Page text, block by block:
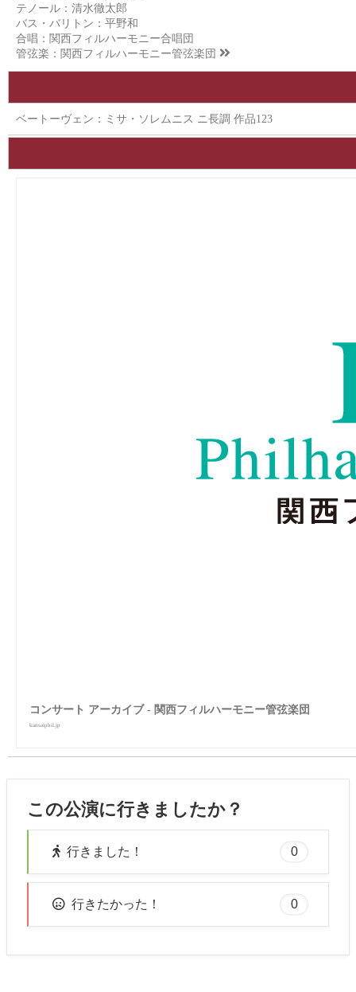
テノール：清水徹太郎
バス・バリトン：平野和
合唱：関西フィルハーモニー合唱団
管弦楽： 関西フィルハーモニー管弦楽団
ベートーヴェン：ミサ・ソレムニス ニ長調 作品123
コンサート アーカイブ - 関西フィルハーモニー管弦楽団
kansaiphil.jp
この公演に行きましたか？
行きました！ 0
行きたかった！ 0